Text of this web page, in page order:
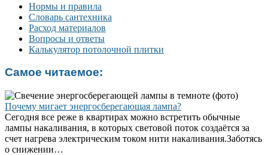
Нормы и правила
Словарь сантехника
Расход материалов
Вопросы и ответы
Калькулятор потолочной плитки
Самое читаемое:
Почему мигает энергосберегающая лампа?
Сегодня все реже в квартирах можно встретить обычные
лампы накаливания, в которых световой поток создаётся за
счет нагрева электрическим током нити накаливания.Заботясь
о снижении…